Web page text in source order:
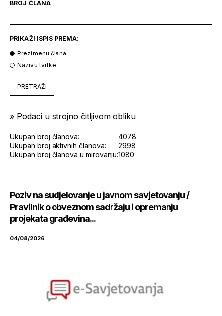
BROJ ČLANA
PRIKAŽI ISPIS PREMA:
Prezimenu člana
Nazivu tvrtke
PRETRAŽI
» Podaci u strojno čitljivom obliku
Ukupan broj članova:
4078
Ukupan broj aktivnih članova:
2998
Ukupan broj članova u mirovanju:1080
Poziv na sudjelovanje u javnom savjetovanju /
Pravilnik o obveznom sadržaju i opremanju
projekata građevina...
04/08/2026